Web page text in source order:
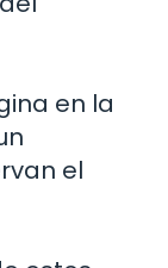
en la
el